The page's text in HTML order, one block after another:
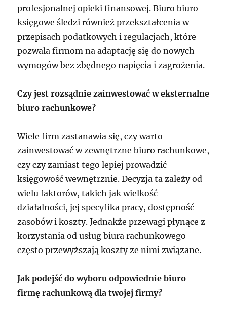
profesjonalnej opieki finansowej. Biuro biuro
księgowe śledzi również przekształcenia w
przepisach podatkowych i regulacjach, które
pozwala firmom na adaptację się do nowych
wymogów bez zbędnego napięcia i zagrożenia.
Czy jest rozsądnie zainwestować w eksternalne
biuro rachunkowe?
Wiele firm zastanawia się, czy warto
zainwestować w zewnętrzne biuro rachunkowe,
czy czy zamiast tego lepiej prowadzić
księgowość wewnętrznie. Decyzja ta zależy od
wielu faktorów, takich jak wielkość
działalności, jej specyfika pracy, dostępność
zasobów i koszty. Jednakże przewagi płynące z
korzystania od usług biura rachunkowego
często przewyższają koszty ze nimi związane.
Jak podejść do wyboru odpowiednie biuro
firmę rachunkową dla twojej firmy?